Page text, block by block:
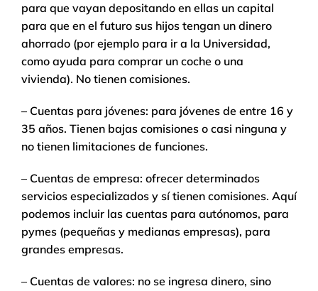
para que vayan depositando en ellas un capital
para que en el futuro sus hijos tengan un dinero
ahorrado (por ejemplo para ir a la Universidad,
como ayuda para comprar un coche o una
vivienda). No tienen comisiones.
– Cuentas para jóvenes: para jóvenes de entre 16 y
35 años. Tienen bajas comisiones o casi ninguna y
no tienen limitaciones de funciones.
– Cuentas de empresa: ofrecer determinados
servicios especializados y sí tienen comisiones. Aquí
podemos incluir las cuentas para autónomos, para
pymes (pequeñas y medianas empresas), para
grandes empresas.
– Cuentas de valores: no se ingresa dinero, sino